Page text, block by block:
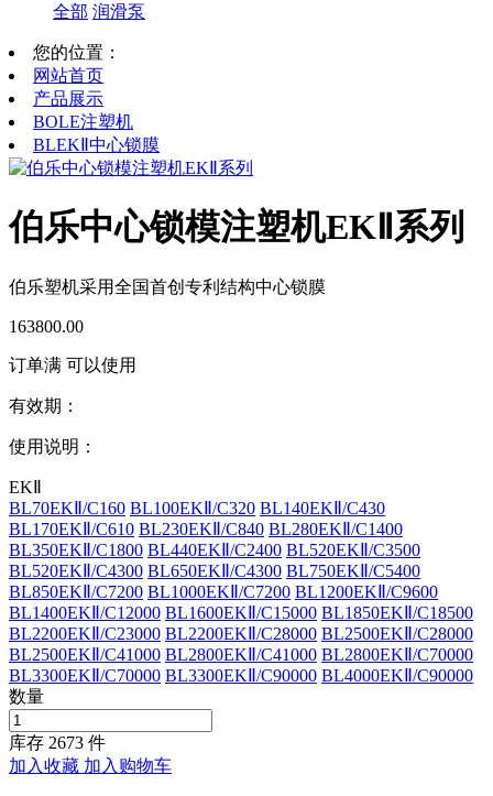
全部 润滑泵
您的位置：
网站首页
产品展示
BOLE注塑机
BLEKⅡ中心锁膜
伯乐中心锁模注塑机EKⅡ系列
伯乐塑机采用全国首创专利结构中心锁膜
163800.00
订单满 可以使用
有效期：
使用说明：
EKⅡ
BL70EKⅡ/C160 BL100EKⅡ/C320 BL140EKⅡ/C430
BL170EKⅡ/C610 BL230EKⅡ/C840 BL280EKⅡ/C1400
BL350EKⅡ/C1800 BL440EKⅡ/C2400 BL520EKⅡ/C3500
BL520EKⅡ/C4300 BL650EKⅡ/C4300 BL750EKⅡ/C5400
BL850EKⅡ/C7200 BL1000EKⅡ/C7200 BL1200EKⅡ/C9600
BL1400EKⅡ/C12000 BL1600EKⅡ/C15000 BL1850EKⅡ/C18500
BL2200EKⅡ/C23000 BL2200EKⅡ/C28000 BL2500EKⅡ/C28000
BL2500EKⅡ/C41000 BL2800EKⅡ/C41000 BL2800EKⅡ/C70000
BL3300EKⅡ/C70000 BL3300EKⅡ/C90000 BL4000EKⅡ/C90000
数量
库存 2673 件
加入收藏 加入购物车